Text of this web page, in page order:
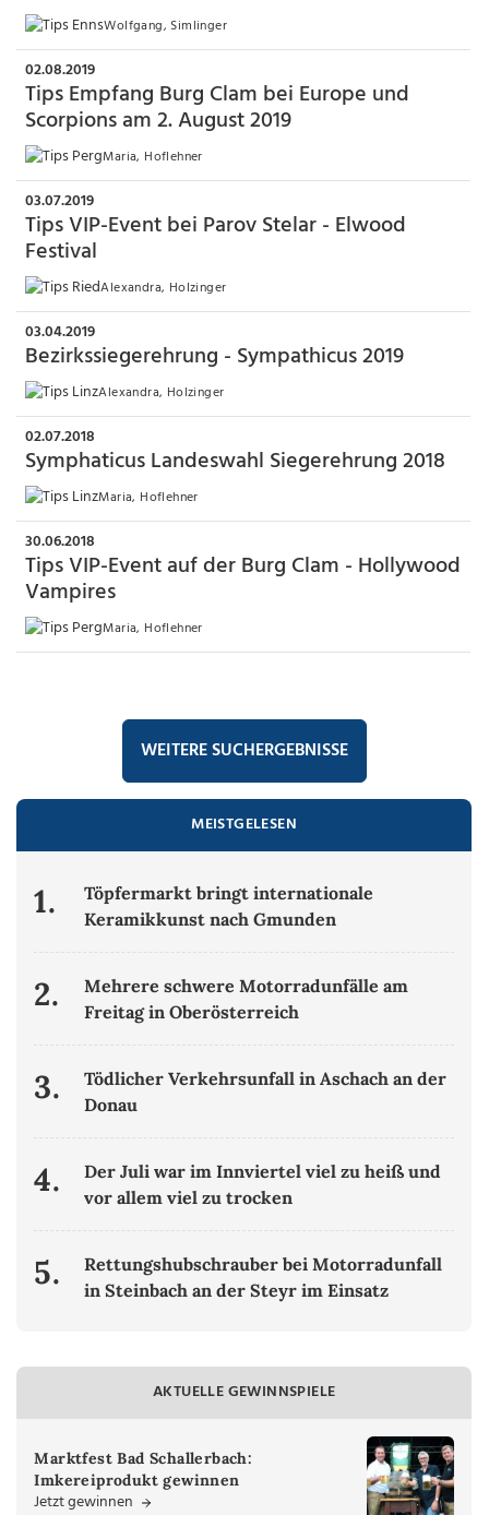
Wolfgang, Simlinger
02.08.2019
Tips Empfang Burg Clam bei Europe und
Scorpions am 2. August 2019
Maria, Hoflehner
03.07.2019
Tips VIP-Event bei Parov Stelar - Elwood
Festival
Alexandra, Holzinger
03.04.2019
Bezirkssiegerehrung - Sympathicus 2019
Alexandra, Holzinger
02.07.2018
Symphaticus Landeswahl Siegerehrung 2018
Maria, Hoflehner
30.06.2018
Tips VIP-Event auf der Burg Clam - Hollywood
Vampires
Maria, Hoflehner
WEITERE SUCHERGEBNISSE
MEISTGELESEN
1.
Töpfermarkt bringt internationale
Keramikkunst nach Gmunden
2.
Mehrere schwere Motorradunfälle am
Freitag in Oberösterreich
3.
Tödlicher Verkehrsunfall in Aschach an der
Donau
4.
Der Juli war im Innviertel viel zu heiß und
vor allem viel zu trocken
5.
Rettungshubschrauber bei Motorradunfall
in Steinbach an der Steyr im Einsatz
AKTUELLE GEWINNSPIELE
Marktfest Bad Schallerbach:
Imkereiprodukt gewinnen
Jetzt gewinnen